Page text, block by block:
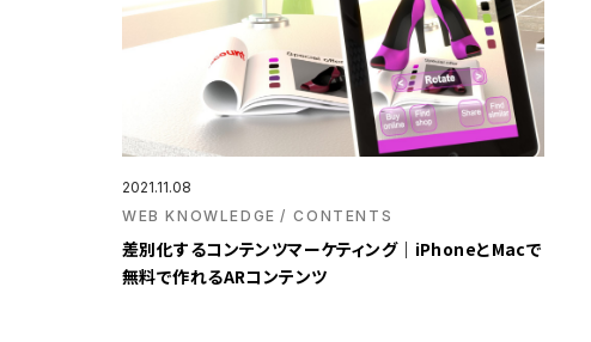
2021.11.08
WEB KNOWLEDGE
CONTENTS
差別化するコンテンツマーケティング｜iPhoneとMacで
無料で作れるARコンテンツ